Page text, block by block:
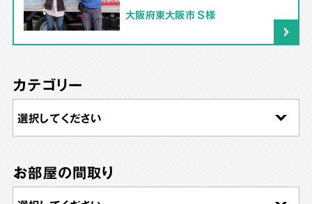
大阪府東大阪市 S様
カテゴリー
お部屋の間取り